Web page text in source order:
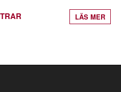
LÄS MER